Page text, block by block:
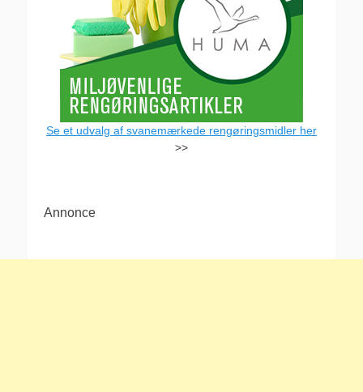
Se et udvalg af svanemærkede rengøringsmidler her
>>
Annonce